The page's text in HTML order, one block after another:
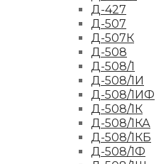
Д-427
Д-507
Д-507К
Д-508
Д-508/1
Д-508/1И
Д-508/1ИФ
Д-508/1К
Д-508/1КА
Д-508/1КБ
Д-508/1Ф